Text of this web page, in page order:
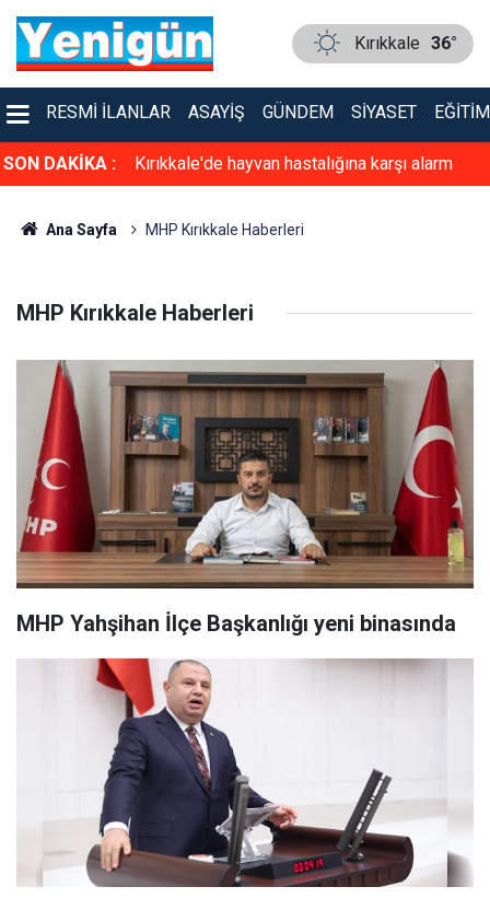
Kırıkkale 36°
RESMI İLANLAR ASAYIŞ GÜNDEM SIYASET EĞITIM
SON DAKİKA :
uygulama Kırıkkale'de hayvan hastalığına karşı alarm
Ana Sayfa MHP Kırıkkale Haberleri
MHP Kırıkkale Haberleri
MHP Yahşihan İlçe Başkanlığı yeni binasında